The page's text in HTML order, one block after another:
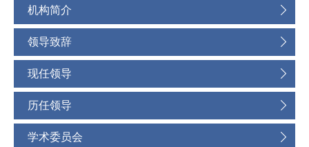
机构简介
领导致辞
现任领导
历任领导
学术委员会